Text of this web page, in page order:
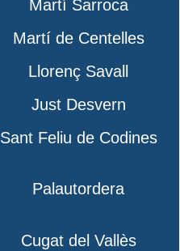
Martí Sarroca
Martí de Centelles
Llorenç Savall
Just Desvern
Sant Feliu de Codines
Palautordera
Cugat del Vallès